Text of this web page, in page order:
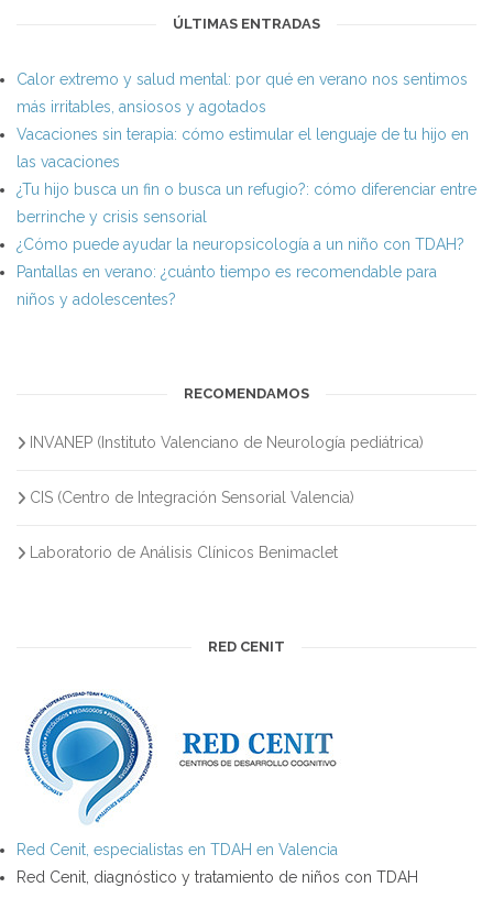
ÚLTIMAS ENTRADAS
Calor extremo y salud mental: por qué en verano nos sentimos
más irritables, ansiosos y agotados
Vacaciones sin terapia: cómo estimular el lenguaje de tu hijo en
las vacaciones
¿Tu hijo busca un fin o busca un refugio?: cómo diferenciar entre
berrinche y crisis sensorial
¿Cómo puede ayudar la neuropsicología a un niño con TDAH?
Pantallas en verano: ¿cuánto tiempo es recomendable para
niños y adolescentes?
RECOMENDAMOS
INVANEP (Instituto Valenciano de Neurología pediátrica)
CIS (Centro de Integración Sensorial Valencia)
Laboratorio de Análisis Clínicos Benimaclet
RED CENIT
Red Cenit, especialistas en TDAH en Valencia
Red Cenit, diagnóstico y tratamiento de niños con TDAH